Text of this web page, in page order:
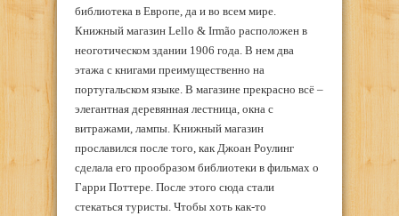
библиотека в Европе, да и во всем мире.
Книжный магазин Lello & Irmão расположен в
неоготическом здании 1906 года. В нем два
этажа с книгами преимущественно на
португальском языке. В магазине прекрасно всё –
элегантная деревянная лестница, окна с
витражами, лампы. Книжный магазин
прославился после того, как Джоан Роулинг
сделала его прообразом библиотеки в фильмах о
Гарри Поттере. После этого сюда стали
стекаться туристы. Чтобы хоть как-то